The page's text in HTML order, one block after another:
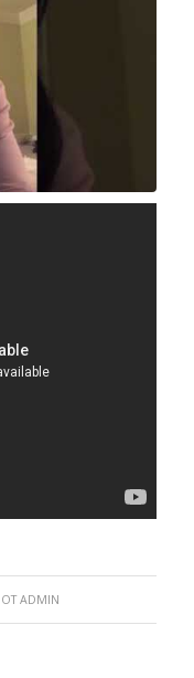
ОТADMIN